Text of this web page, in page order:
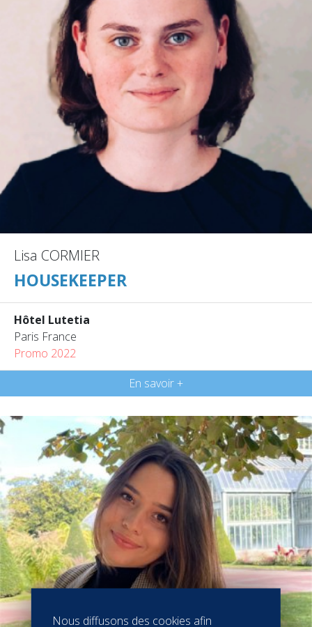
Lisa CORMIER
HOUSEKEEPER
Hôtel Lutetia
Paris France
Promo 2022
En savoir +
Nous diffusons des cookies afin